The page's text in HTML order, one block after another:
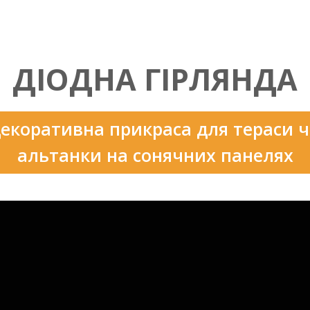
ДІОДНА ГІРЛЯНДА
прикраса для тераси
альтанки на сонячних панелях